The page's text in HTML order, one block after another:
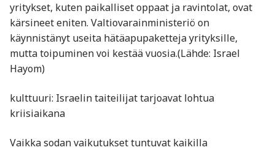
yritykset, kuten paikalliset oppaat ja ravintolat, ovat
kärsineet eniten. Valtiovarainministeriö on
käynnistänyt useita hätäapupaketteja yrityksille,
mutta toipuminen voi kestää vuosia.(Lähde: Israel
Hayom)
kulttuuri: Israelin taiteilijat tarjoavat lohtua
kriisiaikana
Vaikka sodan vaikutukset tuntuvat kaikilla